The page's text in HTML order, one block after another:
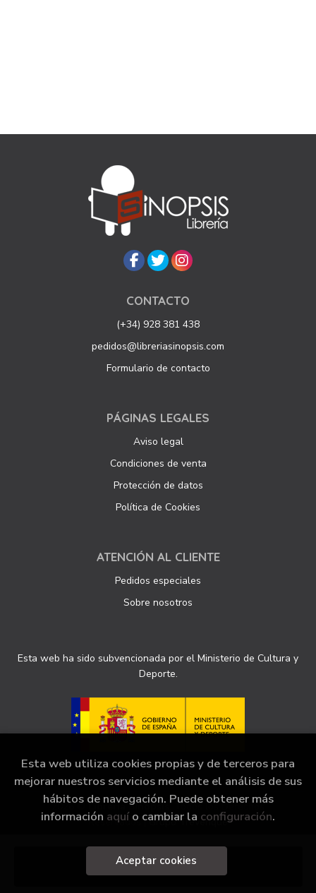
Añadir a mi cesta
CONTACTO
(+34) 928 381 438
pedidos@libreriasinopsis.com
Formulario de contacto
PÁGINAS LEGALES
Aviso legal
Condiciones de venta
Protección de datos
Política de Cookies
ATENCIÓN AL CLIENTE
Pedidos especiales
Sobre nosotros
Esta web ha sido subvencionada por el Ministerio de Cultura y
Deporte.
2026 ©Librería Sinopsis . Todos los Derechos
Reservados |Grupo Trevenque
Esta web utiliza cookies propias y de terceros para
mejorar nuestros servicios mediante el análisis de sus
hábitos de navegación. Puede obtener más
información aquí o cambiar la configuración.
Aceptar cookies